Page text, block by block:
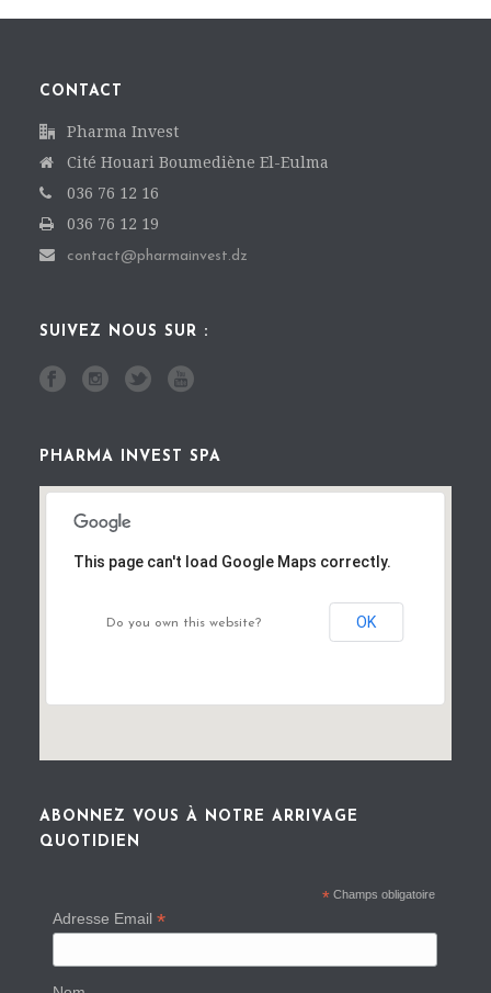
CONTACT
Pharma Invest
Cité Houari Boumediène El-Eulma
036 76 12 16
036 76 12 19
contact@pharmainvest.dz
SUIVEZ NOUS SUR :
PHARMA INVEST SPA
This page can't load Google Maps correctly.
Do you own this website? OK
ABONNEZ VOUS À NOTRE ARRIVAGE
QUOTIDIEN
* Champs obligatoire
Adresse Email *